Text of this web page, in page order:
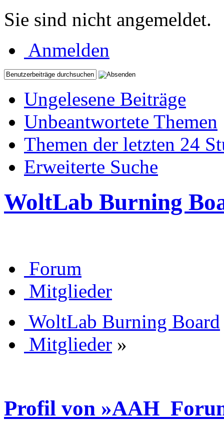
Sie sind nicht angemeldet.
Anmelden
Ungelesene Beiträge
Unbeantwortete Themen
Themen der letzten 24
Erweiterte Suche
WoltLab Burning
Forum
Mitglieder
WoltLab Burning Board
Mitglieder »
Profil von